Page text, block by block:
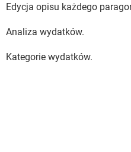
Edycja opisu każdego
Analiza wydatków.
Kategorie wydatków.